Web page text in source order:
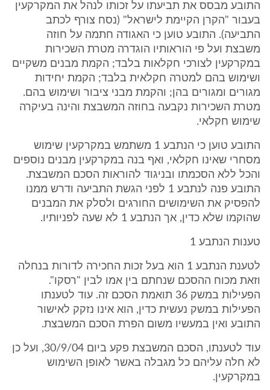
התובע מבסס את תביעתו על זכותו לנהל את המקרקעין
בעבור "הקרן הקיימת לישראל" (נסח צורף לכתב
התביעה). התובע טוען כי האגודה חתמה על חוזה
משבצת ועל פי הוראותיו הוגדרה מטרת השכירות
במקרקעין לצורכי חקלאות בלבד; הקמת מבנים משקיים
ושימוש בהם למטרה חקלאית בלבד; הקמת יחידות
מגורים ומגורים בהן; והקמת מבני ציבור ושימוש בהם.
מטרת השכירות נקבעה בחוזה המשבצת והינה בעיקרה
שימוש חקלאי.
התובע טוען כי הנתבע 1 משתמש במקרקעין שימוש
מסחרי שאינו חקלאי, ואף בנה במקרקעין מבנים נוספים
והכל ללא הסכמתו ובניגוד להוראות הסכם המשבצת.
התובע פנה לנתבע 1 לפני הגשת התביעה ודרש ממנו
להפסיק את השימושים החורגים ולסלק את המבנים
שהוקמו שלא כדין, אך הנתבע 1 לא שעה לפניותיו.
טענות הנתבע 1
לטענת הנתבע 1 הוא בעל זכות החכירה לדורות בנחלה
וזאת מכוח ההסכם שנחתם בין אמו לבין "רסקו".
הפעילות במשק 36 תואמת הסכם זה. עוד לטענתו
הפעילות במשק נעשית כדין, הוא אינו נזקק לאישור
התובע ואין במעשיו משום הפרת הסכם המשבצת.
עוד לטענתו, הסכם המשבצת פקע ביום 30/9/04, ועל כן
לא חלה עליהם כל מגבלה באשר לאופן השימוש
במקרקעין.